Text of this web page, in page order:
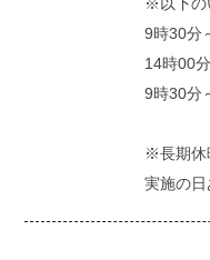
※以下の
9時30分
14時00
9時30分
※長期休
実施の日